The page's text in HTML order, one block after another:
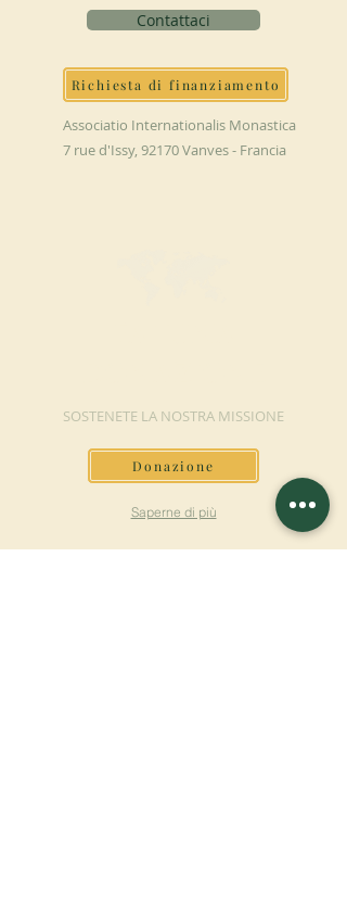
Contattaci
Richiesta di finanziamento
Associatio Internationalis Monastica
7 rue d'Issy, 92170 Vanves - Francia
SOSTENETE LA NOSTRA MISSIONE
Donazione
Saperne di più